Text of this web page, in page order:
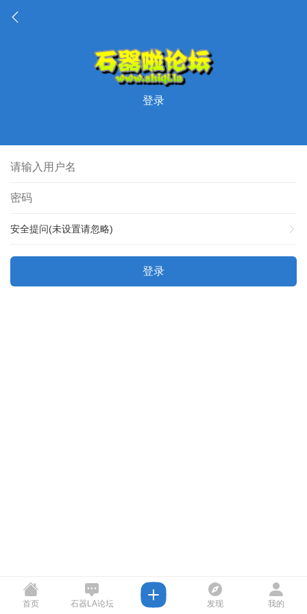
登录
安全提问(未设置请忽略)
登录
首页 石器LA论坛 发现 我的